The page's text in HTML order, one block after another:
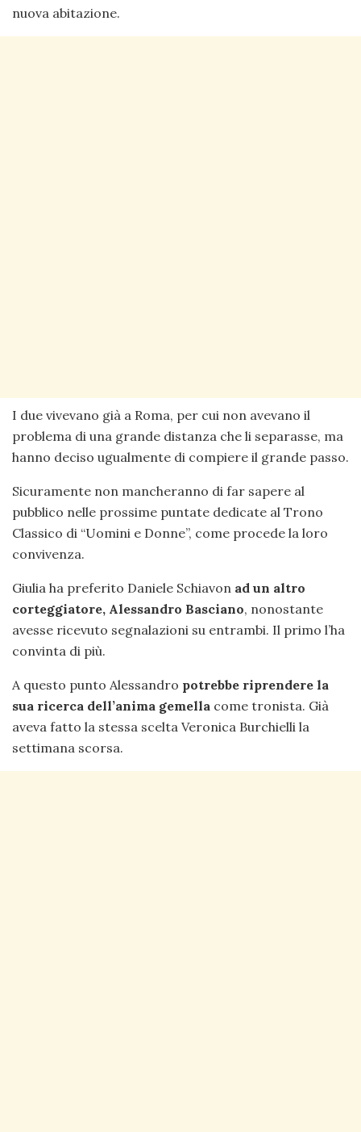
nuova abitazione.
I due vivevano già a Roma, per cui non avevano il
problema di una grande distanza che li separasse, ma
hanno deciso ugualmente di compiere il grande passo.
Sicuramente non mancheranno di far sapere al
pubblico nelle prossime puntate dedicate al Trono
Classico di “Uomini e Donne”, come procede la loro
convivenza.
Giulia ha preferito Daniele Schiavon ad un altro
corteggiatore, Alessandro Basciano, nonostante
avesse ricevuto segnalazioni su entrambi. Il primo l’ha
convinta di più.
A questo punto Alessandro potrebbe riprendere la
sua ricerca dell’anima gemella come tronista. Già
aveva fatto la stessa scelta Veronica Burchielli la
settimana scorsa.